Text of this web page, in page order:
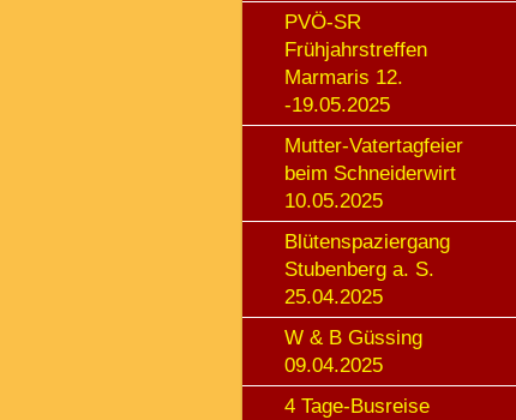
PVÖ-SR
Frühjahrstreffen
Marmaris 12.
-19.05.2025
Mutter-Vatertagfeier
beim Schneiderwirt
10.05.2025
Blütenspaziergang
Stubenberg a. S.
25.04.2025
W & B Güssing
09.04.2025
4 Tage-Busreise